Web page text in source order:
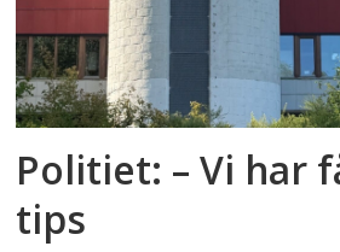
Politiet: – Vi har
tips